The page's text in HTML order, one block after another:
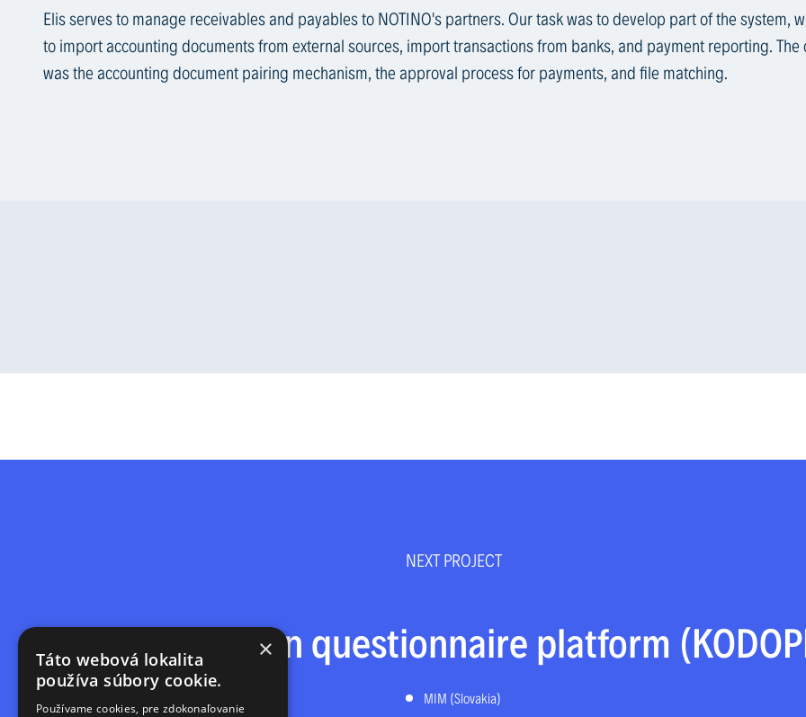
Elis serves to manage receivables and payables to NOTINO's partners. Our task was to develop part of the system,
to import accounting documents from external sources, import transactions from banks, and payment reporting. The
was the accounting document pairing mechanism, the approval process for payments, and file matching.
NEXT PROJECT
Communication questionnaire platform
MIM (Slovakia)
×
Táto webová lokalita
používa súbory cookie.
Používame cookies, pre zdokonaľovanie